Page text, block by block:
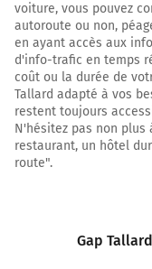
Continuer
1,9 km
Tourner à
continuer
1,9 km
2,4 km
2,8 km
voiture, vous pouvez
autoroute ou non,
en ayant accès aux
d'info-trafic en temps
coût ou la durée de
Tallard adapté à vos
restent toujours
N'hésitez pas non
restaurant, un hôtel
route".
Gap Tallard